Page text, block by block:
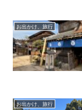
お出かけ、旅行
お出かけ、旅行